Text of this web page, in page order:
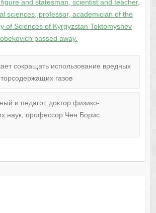
and statesman, scientist and teacher,
sciences, professor, academician of the
of Sciences of Kyrgyzstan Toktomyshev
passed away.
сокращать использование вредных
газов
и педагог, доктор физико-
наук, профессор Чен Борис